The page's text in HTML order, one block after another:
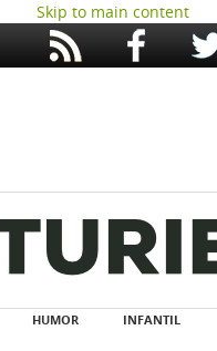
Skip to main content
HUMOR INFANTIL